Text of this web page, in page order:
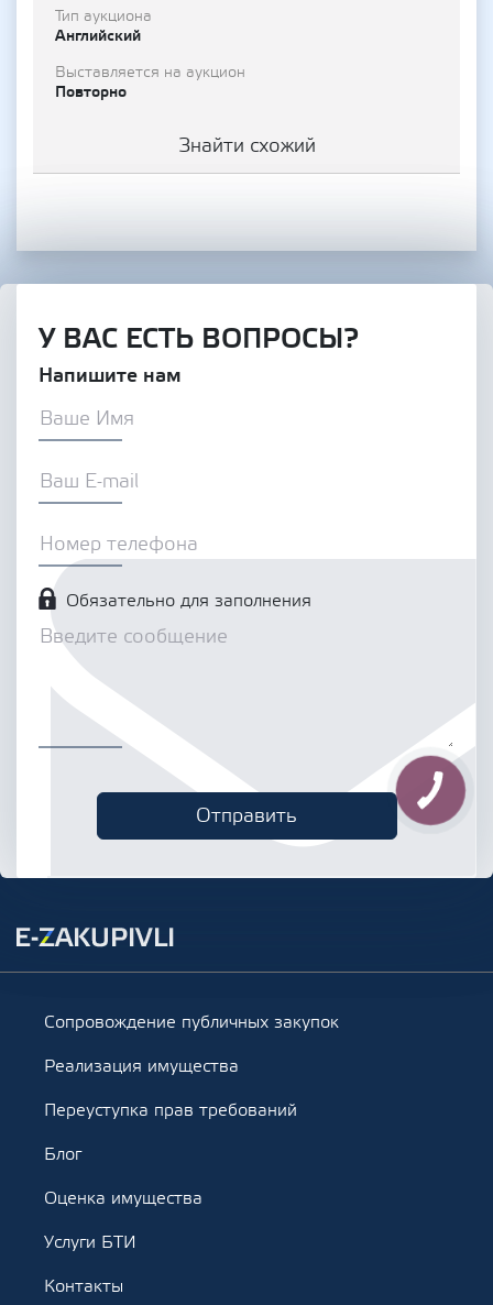
Тип аукциона
Английский
Выставляется на аукцион
Повторно
Знайти схожий
У ВАС ЕСТЬ ВОПРОСЫ?
Напишите нам
Обязательно для заполнения
Сопровождение публичных закупок
Реализация имущества
Переуступка прав требований
Блог
Оценка имущества
Услуги БТИ
Контакты